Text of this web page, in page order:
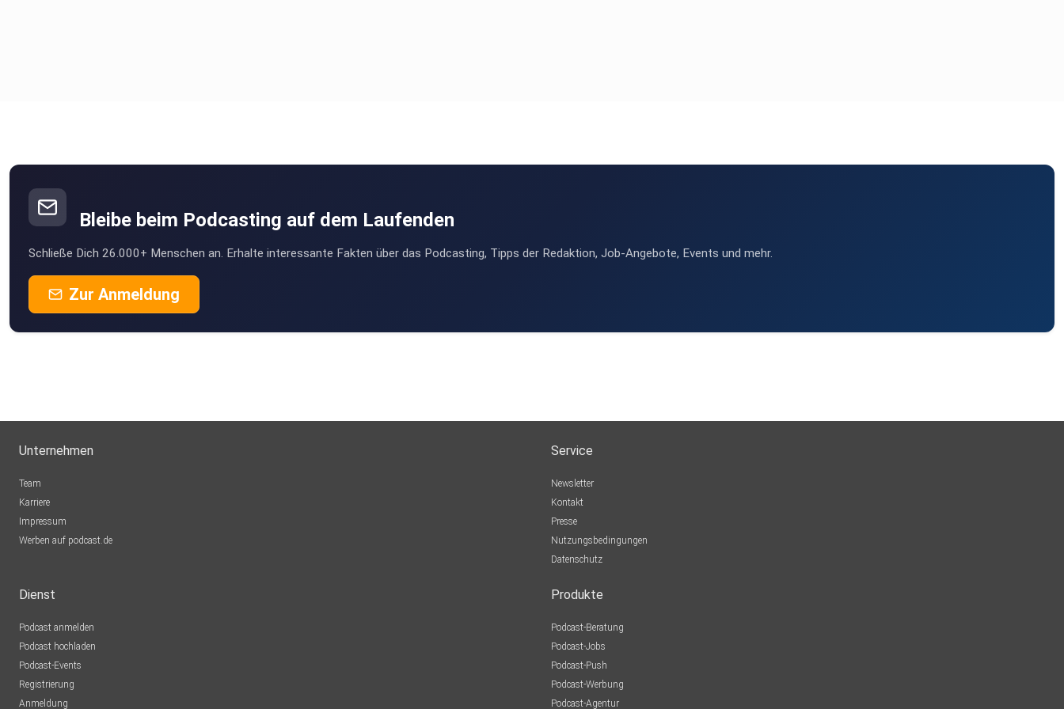
Bleibe beim Podcasting auf dem Laufenden
Schließe Dich 26.000+ Menschen an. Erhalte interessante Fakten über das Podcasting, Tipps der Redaktion, Job-Angebote, Events und mehr.
Zur Anmeldung
Unternehmen
Team
Karriere
Impressum
Werben auf podcast.de
Service
Newsletter
Kontakt
Presse
Nutzungsbedingungen
Datenschutz
Dienst
Podcast anmelden
Podcast hochladen
Podcast-Events
Registrierung
Anmeldung
Produkte
Podcast-Beratung
Podcast-Jobs
Podcast-Push
Podcast-Werbung
Podcast-Agentur